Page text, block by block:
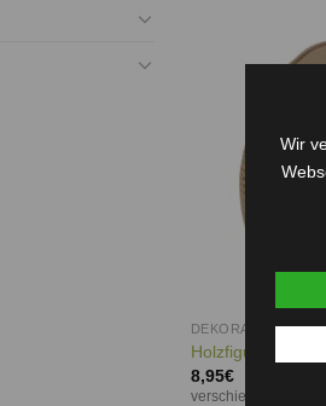
DEKORATION
Holzfiguren
8,95€
verschiedene
Wir